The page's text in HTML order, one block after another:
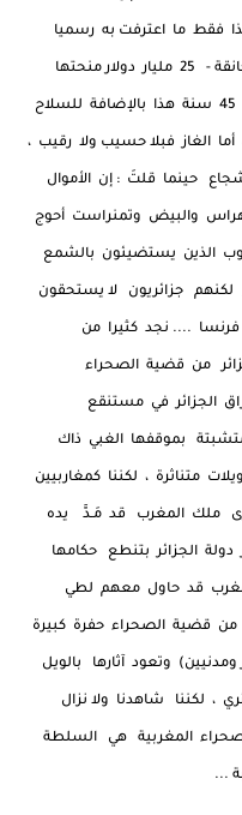
وهذا فقط ما اعترفت به رسميا
مؤخرا سلطة الجزائر - وهي في ضائقة خانقة - 25 مليار دولار منحتها
عصابات حكام الجزائر للبوليساريو طيلة 45 سنة هذا بالإضافة للسلاح
الغاز فبلا حسيب ولا رقيب ،
حينما قلتَ : إن الأموال
والبيض وتمنراست أحوج
الذين يستضيئون بالشمع
لكنهم جزائريون لا يستحقون
فرنسا .... نجد كثيرا من
من قضية الصحراء
الجزائر في مستنقع
بموقفها الغبي ذاك
متناثرة ، لكننا كمغاربيين
ملك المغرب قد مَـدَّ يده
الجزائر بتنطع حكامها
قد حاول معهم لطي
قضية الصحراء حفرة كبيرة
وتعود آثارها بالويل
، لكننا شاهدنا ولا نزال
المغربية هي السلطة
...